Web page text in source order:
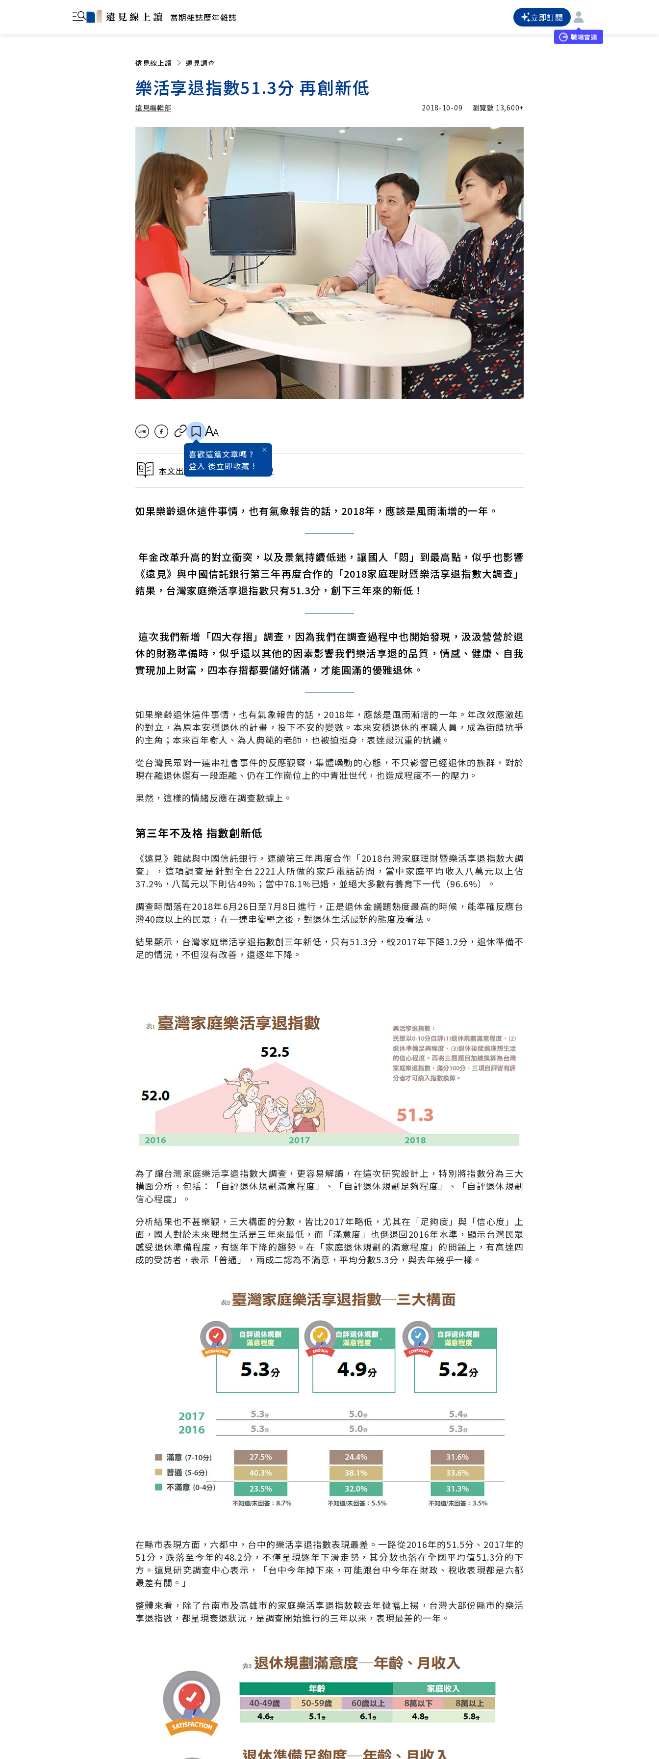
當期雜誌歷年雜誌 立即訂閱
職場雷達
遠見線上讀 遠見調查
樂活享退指數51.3分 再創新低
遠見編輯部
加入追蹤
2018-10-09 瀏覽數 13,600+
喜歡這篇文章嗎 ?
登入 後立即收藏 !
本文出自人生下半場的優雅哲學
如果樂齡退休這件事情，也有氣象報告的話，2018年，應該是風雨漸增的一年。
年金改革升高的對立衝突，以及景氣持續低迷，讓國人「悶」到最高點，似乎也影響
《遠見》與中國信託銀行第三年再度合作的「2018家庭理財暨樂活享退指數大調查」
結果，台灣家庭樂活享退指數只有51.3分，創下三年來的新低！
這次我們新增「四大存摺」調查，因為我們在調查過程中也開始發現，汲汲營營於退
休的財務準備時，似乎還以其他的因素影響我們樂活享退的品質，情感、健康、自我
實現加上財富，四本存摺都要儲好儲滿，才能圓滿的優雅退休。
如果樂齡退休這件事情，也有氣象報告的話，2018年，應該是風雨漸增的一年。年改效應激起
的對立，為原本安穩退休的計畫，投下不安的變數。本來安穩退休的軍職人員，成為街頭抗爭
的主角；本來百年樹人、為人典範的老師，也被迫挺身，表達最沉重的抗議。
從台灣民眾對一連串社會事件的反應觀察，集體噪動的心態，不只影響已經退休的族群，對於
現在離退休還有一段距離、仍在工作崗位上的中青壯世代，也造成程度不一的壓力。
果然，這樣的情緒反應在調查數據上。
第三年不及格 指數創新低
《遠見》雜誌與中國信託銀行，連續第三年再度合作「2018台灣家庭理財暨樂活享退指數大調
查」，這項調查是針對全台2221人所做的家戶電話訪問，當中家庭平均收入八萬元以上佔
37.2%，八萬元以下則佔49%；當中78.1%已婚，並絕大多數有養育下一代（96.6%）。
調查時間落在2018年6月26日至7月8日進行，正是退休金議題熱度最高的時候，能準確反應台
灣40歲以上的民眾，在一連串衝擊之後，對退休生活最新的態度及看法。
結果顯示，台灣家庭樂活享退指數創三年新低，只有51.3分，較2017年下降1.2分，退休準備不
足的情況，不但沒有改善，還逐年下降。
為了讓台灣家庭樂活享退指數大調查，更容易解讀，在這次研究設計上，特別將指數分為三大
構面分析，包括：「自評退休規劃滿意程度」、「自評退休規劃足夠程度」、「自評退休規劃
信心程度」。
分析結果也不甚樂觀，三大構面的分數，皆比2017年略低，尤其在「足夠度」與「信心度」上
面，國人對於未來理想生活是三年來最低，而「滿意度」也倒退回2016年水準，顯示台灣民眾
感受退休準備程度，有逐年下降的趨勢。在「家庭退休規劃的滿意程度」的問題上，有高達四
成的受訪者，表示「普通」，兩成二認為不滿意，平均分數5.3分，與去年幾乎一樣。
在縣市表現方面，六都中，台中的樂活享退指數表現最差。一路從2016年的51.5分、2017年的
51分，跌落至今年的48.2分，不僅呈現逐年下滑走勢，其分數也落在全國平均值51.3分的下
方。遠見研究調查中心表示，「台中今年掉下來，可能跟台中今年在財政、稅收表現都是六都
最差有關。」
整體來看，除了台南市及高雄市的家庭樂活享退指數較去年微幅上揚，台灣大部份縣市的樂活
享退指數，都呈現衰退狀況，是調查開始進行的三年以來，表現最差的一年。